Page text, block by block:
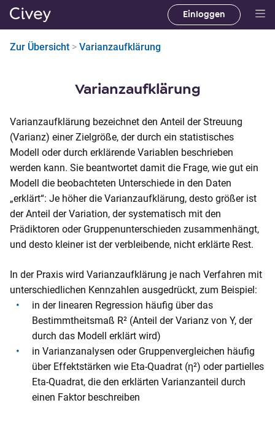
u
C
o
t
Einloggen
Zur Übersicht > Varianzaufklärung
Varianzaufklärung
Varianzaufklärung bezeichnet den Anteil der Streuung
(Varianz) einer Zielgröße, der durch ein statistisches
Modell oder durch erklärende Variablen beschrieben
werden kann. Sie beantwortet damit die Frage, wie gut ein
Modell die beobachteten Unterschiede in den Daten
„erklärt“: Je höher die Varianzaufklärung, desto größer ist
der Anteil der Variation, der systematisch mit den
Prädiktoren oder Gruppenunterschieden zusammenhängt,
und desto kleiner ist der verbleibende, nicht erklärte Rest.
In der Praxis wird Varianzaufklärung je nach Verfahren mit
unterschiedlichen Kennzahlen ausgedrückt, zum Beispiel:
in der linearen Regression häufig über das
Bestimmtheitsmaß R² (Anteil der Varianz von Y, der
durch das Modell erklärt wird)
in Varianzanalysen oder Gruppenvergleichen häufig
über Effektstärken wie Eta-Quadrat (η²) oder partielles
Eta-Quadrat, die den erklärten Varianzanteil durch
einen Faktor beschreiben